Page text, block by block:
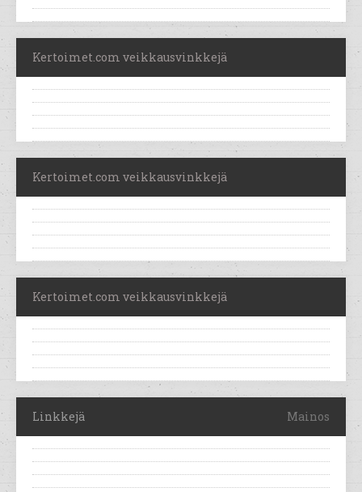
Kertoimet.com veikkausvinkkejä
Kertoimet.com veikkausvinkkejä
Kertoimet.com veikkausvinkkejä
Linkkejä Mainos